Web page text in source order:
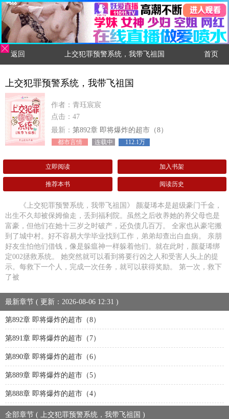
返回 上交犯罪预警系统，我带飞祖国 首页
上交犯罪预警系统，我带飞祖国
作者：青珏宸宸
点击：47
最新： 第892章 即将爆炸的超市（8）
都市言情 连载中 112.1万
立即阅读 加入书架
推荐本书 阅读历史
《上交犯罪预警系统，我带飞祖国》 颜凝琋本是超级豪门千金，
出生不久却被保姆偷走，丢到福利院。虽然之后收养她的养父母也是
富豪，但他们在她十三岁之时破产，还负债几百万。 全家也从豪宅搬
到了城中村。好不容易大学毕业找到工作，弟弟却查出白血病。 亲朋
好友生怕他们借钱，像是躲瘟神一样躲着他们。就在此时，颜凝琋绑
定002拯救系统。 她突然就可以看到将要行凶之人和受害人头上的提
示。每救下一个人，完成一次任务，就可以获得奖励。 第一次，救下
了被
最新章节 ( 更新：2026-08-06 12:31 )
第892章 即将爆炸的超市（8）
第891章 即将爆炸的超市（7）
第890章 即将爆炸的超市（6）
第889章 即将爆炸的超市（5）
第888章 即将爆炸的超市（4）
全部章节 ( 上交犯罪预警系统，我带飞祖国 )